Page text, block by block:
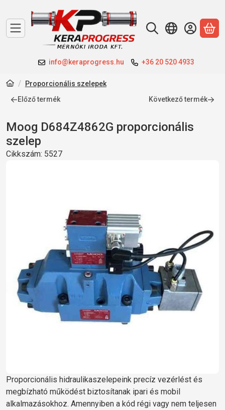
info@keraprogress.hu +36 20 520 4933
A
Proporcionális szelepek
Előző termék
Következő termék
Moog D684Z4862G proporcionális
szelep
Cikkszám: 5527
Proporcionális hidraulikaszelepeink precíz vezérlést és
megbízható működést biztosítanak ipari és mobil
alkalmazásokhoz. Amennyiben a kód régi vagy nem teljesen